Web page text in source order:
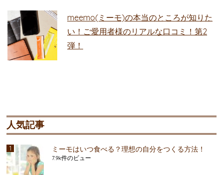
meemo(ミーモ)の本当のところが知りた
い！ご愛用者様のリアルな口コミ！第2
弾！
人気記事
ミーモはいつ食べる？理想の自分をつくる方法！
7.9k件のビュー